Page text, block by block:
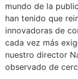
mundo de la
han tenido que
innovadoras de
cada vez más
nuestro director
observado de